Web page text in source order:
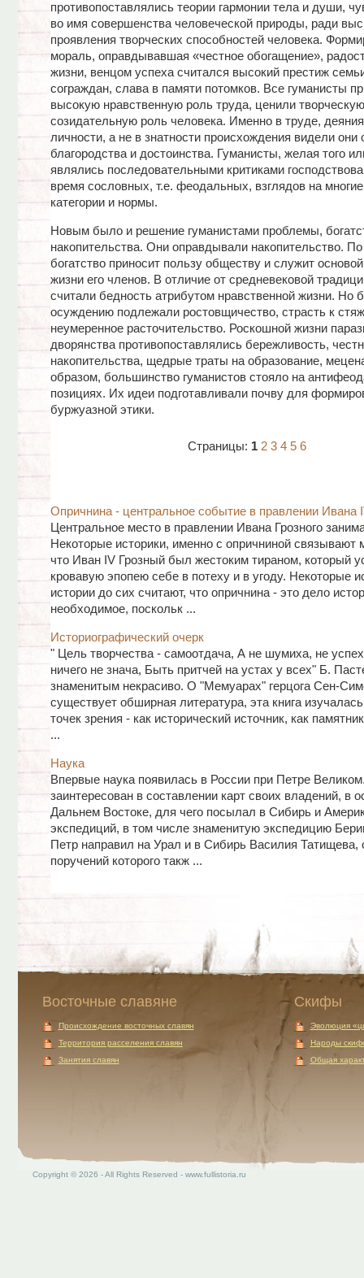
противопоставлялись теории гармонии тела и души,
во имя совершенства человеческой природы, ради
проявления творческих способностей человека.
мораль, оправдывавшая «честное обогащение»,
жизни, венцом успеха считался высокий престиж
сограждан, слава в памяти потомков. Все гуманисты
высокую нравственную роль труда, ценили
созидательную роль человека. Именно в труде,
личности, а не в знатности происхождения видели они
благородства и достоинства. Гуманисты, желая того
являлись последовательными критиками
время сословных, т.е. феодальных, взглядов на многие
категории и нормы.
Новым было и решение гуманистами проблемы,
накопительства. Они оправдывали накопительство.
богатство приносит пользу обществу и служит
жизни его членов. В отличие от средневековой
считали бедность атрибутом нравственной жизни. Но
осуждению подлежали ростовщичество, страсть к
неумеренное расточительство. Роскошной жизни
дворянства противопоставлялись бережливость,
накопительства, щедрые траты на образование,
образом, большинство гуманистов стояло на
позициях. Их идеи подготавливали почву для
буржуазной этики.
Страницы: 1 2 3 4 5 6
Опричнина - центральное событие в правлении Ивана
Центральное место в правлении Ивана Грозного
Некоторые историки, именно с опричниной связывают
что Иван IV Грозный был жестоким тираном, который
кровавую эпопею себе в потеху и в угоду. Некоторые
истории до сих считают, что опричнина - это дело
необходимое, поскольк ...
Историографический очерк
" Цель творчества - самоотдача, А не шумиха, не
ничего не знача, Быть притчей на устах у всех" Б.
знаменитым некрасиво. О "Мемуарах" герцога Сен-
существует обширная литература, эта книга
точек зрения - как исторический источник, как
...
Наука
Впервые наука появилась в России при Петре
заинтересован в составлении карт своих владений, в
Дальнем Востоке, для чего посылал в Сибирь и
экспедиций, в том числе знаменитую экспедицию
Петр направил на Урал и в Сибирь Василия Татищева,
поручений которого такж ...
Восточные славяне
Происхождение восточных славян
Территория расселения славян
Занятия славян
Скифы
Эволюция
Народы
Общая
Copyright © 2026 - All Rights Reserved - www.fullistoria.ru